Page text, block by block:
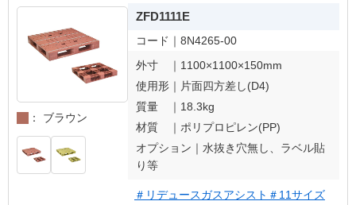
： ブラウン
ZFD1111E
コード｜ 8N4265-00
外寸 ｜ 1100×1100×150mm
使用形｜ 片面四方差し(D4)
質量 ｜ 18.3kg
材質 ｜ ポリプロピレン(PP)
オプション｜ 水抜き穴無し、ラベル貼
り等
＃リデュースガスアシスト ＃11サイズ